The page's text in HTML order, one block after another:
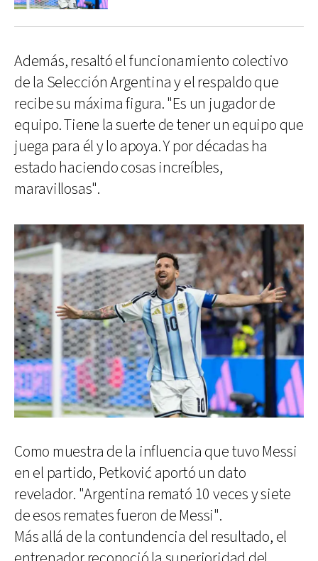
Además, resaltó el funcionamiento colectivo
de la Selección Argentina y el respaldo que
recibe su máxima figura. "Es un jugador de
equipo. Tiene la suerte de tener un equipo que
juega para él y lo apoya. Y por décadas ha
estado haciendo cosas increíbles,
maravillosas".
Como muestra de la influencia que tuvo Messi
en el partido, Petković aportó un dato
revelador. "Argentina remató 10 veces y siete
de esos remates fueron de Messi".
Más allá de la contundencia del resultado, el